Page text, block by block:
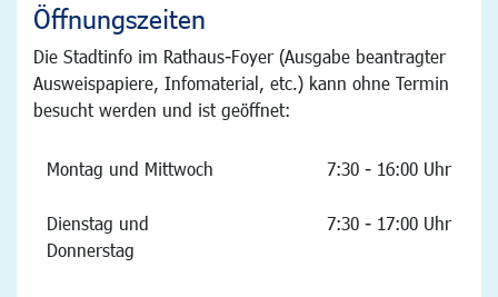
Öffnungszeiten
Die Stadtinfo im Rathaus-Foyer (Ausgabe beantragter
Ausweispapiere, Infomaterial, etc.) kann ohne Termin
besucht werden und ist geöffnet:
Montag und Mittwoch 7:30 - 16:00 Uhr
Dienstag und
Donnerstag
7:30 - 17:00 Uhr